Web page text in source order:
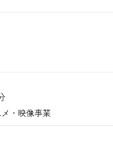
・映像事業